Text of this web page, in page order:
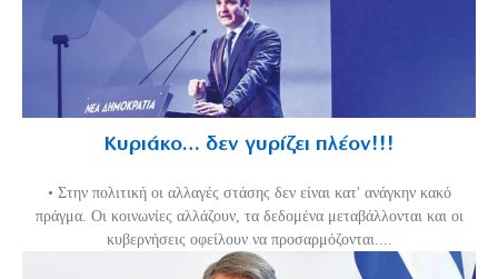
Κυριάκο… δεν γυρίζει πλέον!!!
• Στην πολιτική οι αλλαγές στάσης δεν είναι κατ' ανάγκην κακό
πράγμα. Οι κοινωνίες αλλάζουν, τα δεδομένα μεταβάλλονται και οι
κυβερνήσεις οφείλουν να προσαρμόζονται....